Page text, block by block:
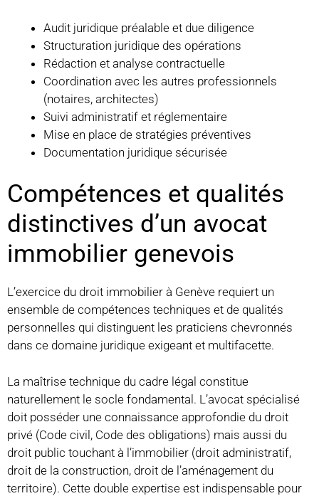
Audit juridique préalable et due diligence
Structuration juridique des opérations
Rédaction et analyse contractuelle
Coordination avec les autres professionnels
(notaires, architectes)
Suivi administratif et réglementaire
Mise en place de stratégies préventives
Documentation juridique sécurisée
Compétences et qualités
distinctives d’un avocat
immobilier genevois
L’exercice du droit immobilier à Genève requiert un
ensemble de compétences techniques et de qualités
personnelles qui distinguent les praticiens chevronnés
dans ce domaine juridique exigeant et multifacette.
La maîtrise technique du cadre légal constitue
naturellement le socle fondamental. L’avocat spécialisé
doit posséder une connaissance approfondie du droit
privé (Code civil, Code des obligations) mais aussi du
droit public touchant à l’immobilier (droit administratif,
droit de la construction, droit de l’aménagement du
territoire). Cette double expertise est indispensable pour